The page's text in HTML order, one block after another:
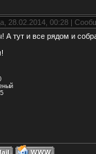
28.02.2014, 00:28 |
А тут и все рядом и